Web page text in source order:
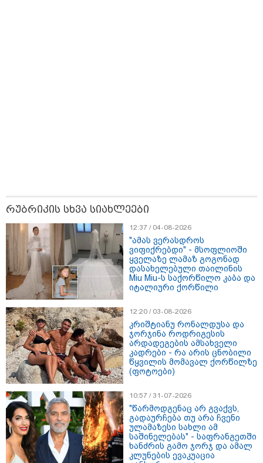
შეზღუდვა საწვავის ჩასხმაზე - რა
ინფორმაციას აქვეყნებს "დემოკრატიის
კვლევის ინსტიტუტი“
14:23 / 05-08-2026
ევროპელმა და რუსმა ყოფილმა
მაღალჩინოსნებმა უკრაინაში
ომთან დაკავშირებით
მოლაპარაკებები გამართეს - რა
არის ცნობილი შეხვედრაზე
09:55 / 05-08-2026
მორიგი თავდასხმა Wildberries-
ის საწყობზე - დრონებით
თავდასხმის შემდეგ, ტულას
ხანძარია
09:12 / 05-08-2026
14 გარდაცვლილი, 22
დაშავებული, მასშტაბური
რუბრიკის სხვა სიახლეები
12:37 / 04-08-2026
"ამას ვერასდროს
ვიფიქრებდი" - მსოფლიოში
ყველაზე ლამაზ გოგონად
დასახელებული თაილინის
Miu Miu-ს საქორწილო კაბა და
იტალიური ქორწილი
12:20 / 03-08-2026
კრიშტიანუ რონალდუსა და
ჯორჯინა როდრიგესის
არდადეგების ამსახველი
კადრები - რა არის ცნობილი
წყვილის მომავალ ქორწილზე
(ფოტოები)
10:57 / 31-07-2026
"წარმოდგენაც არ გვაქვს,
გადაურჩება თუ არა ჩვენი
ულამაზესი სახლი ამ
საშინელებას" - საფრანგეთში
ხანძრის გამო ჯორჯ და ამალ
კლუნების ევაკუაცია